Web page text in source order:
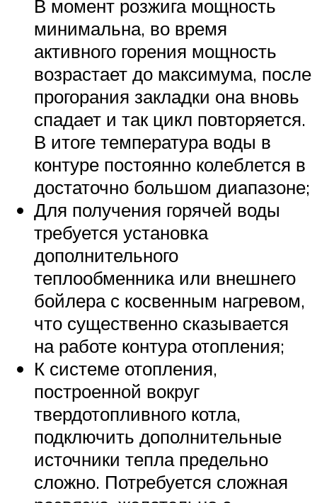
В момент розжига мощность
минимальна, во время
активного горения мощность
возрастает до максимума, после
прогорания закладки она вновь
спадает и так цикл повторяется.
В итоге температура воды в
контуре постоянно колеблется в
достаточно большом диапазоне;
Для получения горячей воды
требуется установка
дополнительного
теплообменника или внешнего
бойлера с косвенным нагревом,
что существенно сказывается
на работе контура отопления;
К системе отопления,
построенной вокруг
твердотопливного котла,
подключить дополнительные
источники тепла предельно
сложно. Потребуется сложная